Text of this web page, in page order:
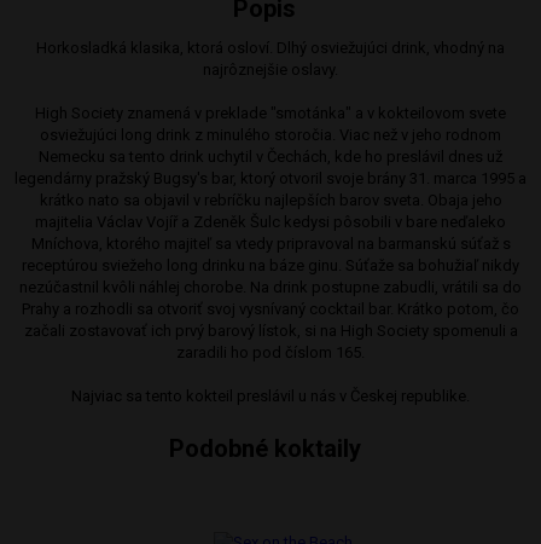
Popis
Horkosladká klasika, ktorá osloví. Dlhý osviežujúci drink, vhodný na
najrôznejšie oslavy.
High Society znamená v preklade "smotánka" a v kokteilovom svete
osviežujúci long drink z minulého storočia. Viac než v jeho rodnom
Nemecku sa tento drink uchytil v Čechách, kde ho preslávil dnes už
legendárny pražský Bugsy's bar, ktorý otvoril svoje brány 31. marca 1995 a
krátko nato sa objavil v rebríčku najlepších barov sveta. Obaja jeho
majitelia Václav Vojíř a Zdeněk Šulc kedysi pôsobili v bare neďaleko
Mníchova, ktorého majiteľ sa vtedy pripravoval na barmanskú súťaž s
receptúrou sviežeho long drinku na báze ginu. Súťaže sa bohužiaľ nikdy
nezúčastnil kvôli náhlej chorobe. Na drink postupne zabudli, vrátili sa do
Prahy a rozhodli sa otvoriť svoj vysnívaný cocktail bar. Krátko potom, čo
začali zostavovať ich prvý barový lístok, si na High Society spomenuli a
zaradili ho pod číslom 165.
Najviac sa tento kokteil preslávil u nás v Českej republike.
Podobné koktaily